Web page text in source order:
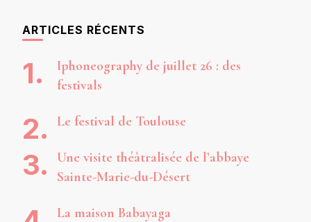
ARTICLES RÉCENTS
Iphoneography de juillet 26 : des
festivals
Le festival de Toulouse
Une visite théâtralisée de l’abbaye
Sainte-Marie-du-Désert
La maison Babayaga